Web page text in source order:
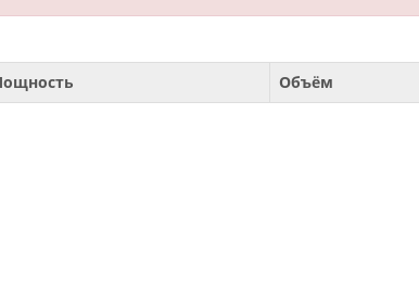
Объём